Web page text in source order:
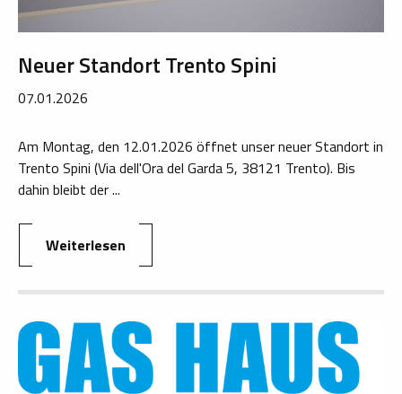
Neuer Standort Trento Spini
07.01.2026
Am Montag, den 12.01.2026 öffnet unser neuer Standort in
Trento Spini (Via dell'Ora del Garda 5, 38121 Trento). Bis
dahin bleibt der ...
Weiterlesen